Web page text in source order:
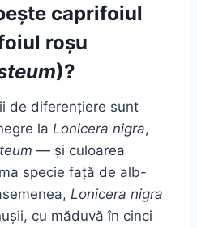
caprifoiul
roșu
)?
de diferențiere sunt
la Lonicera nigra,
— și culoarea
specie față de alb-
Lonicera nigra
cu măduvă în cinci